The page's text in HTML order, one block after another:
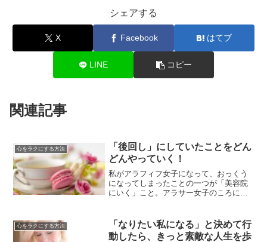
シェアする
X Facebook はてブ
LINE コピー
関連記事
心をラクにする方法
「後回し」にしていたことをどん
どんやっていく！
私がアラフィフ女子になって、おっくう
になってしまったことの一つが「美容院
にいく」こと。アラサー女子のころには
りのムースをつけて、肩にタオルを引っ
かけて自動車に乗り込み、...
心をラクにする方法
「なりたい私になる」と決めて行
動したら、きっと素敵な人生を歩